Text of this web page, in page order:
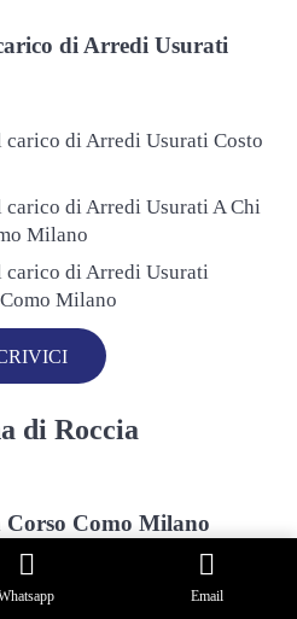
di Arredi Usurati
carico di Arredi Usurati Costo
di Arredi Usurati A Chi
Milano
carico di Arredi Usurati
Milano
di Roccia
Como Milano
Corso Como Milano
Email